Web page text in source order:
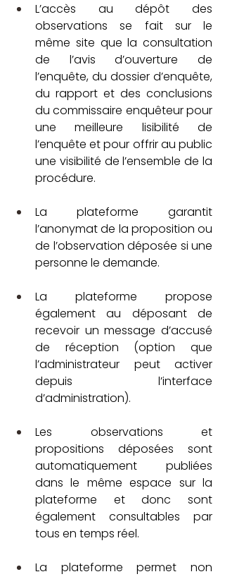
L’accès au dépôt des
observations se fait sur le
même site que la consultation
de l’avis d’ouverture de
l’enquête, du dossier d’enquête,
du rapport et des conclusions
du commissaire enquêteur pour
une meilleure lisibilité de
l’enquête et pour offrir au public
une visibilité de l’ensemble de la
procédure.
La plateforme garantit
l’anonymat de la proposition ou
de l’observation déposée si une
personne le demande.
La plateforme propose
également au déposant de
recevoir un message d’accusé
de réception (option que
l’administrateur peut activer
depuis l’interface
d’administration).
Les observations et
propositions déposées sont
automatiquement publiées
dans le même espace sur la
plateforme et donc sont
également consultables par
tous en temps réel.
La plateforme permet non